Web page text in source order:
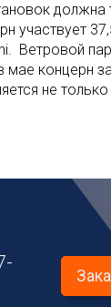
должна
участвует
Ветровой
концерн
не